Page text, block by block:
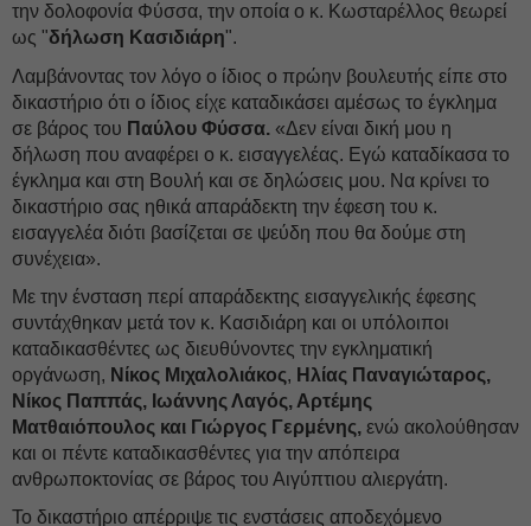
την δολοφονία Φύσσα, την οποία ο κ. Κωσταρέλλος θεωρεί
ως "δήλωση Κασιδιάρη".
Λαμβάνοντας τον λόγο ο ίδιος ο πρώην βουλευτής είπε στο
δικαστήριο ότι ο ίδιος είχε καταδικάσει αμέσως το έγκλημα
σε βάρος του Παύλου Φύσσα. «Δεν είναι δική μου η
δήλωση που αναφέρει ο κ. εισαγγελέας. Εγώ καταδίκασα το
έγκλημα και στη Βουλή και σε δηλώσεις μου. Να κρίνει το
δικαστήριο σας ηθικά απαράδεκτη την έφεση του κ.
εισαγγελέα διότι βασίζεται σε ψεύδη που θα δούμε στη
συνέχεια».
Με την ένσταση περί απαράδεκτης εισαγγελικής έφεσης
συντάχθηκαν μετά τον κ. Κασιδιάρη και οι υπόλοιποι
καταδικασθέντες ως διευθύνοντες την εγκληματική
οργάνωση, Νίκος Μιχαλολιάκος, Ηλίας Παναγιώταρος,
Νίκος Παππάς, Ιωάννης Λαγός, Αρτέμης
Ματθαιόπουλος και Γιώργος Γερμένης, ενώ ακολούθησαν
και οι πέντε καταδικασθέντες για την απόπειρα
ανθρωποκτονίας σε βάρος του Αιγύπτιου αλιεργάτη.
Το δικαστήριο απέρριψε τις ενστάσεις αποδεχόμενο